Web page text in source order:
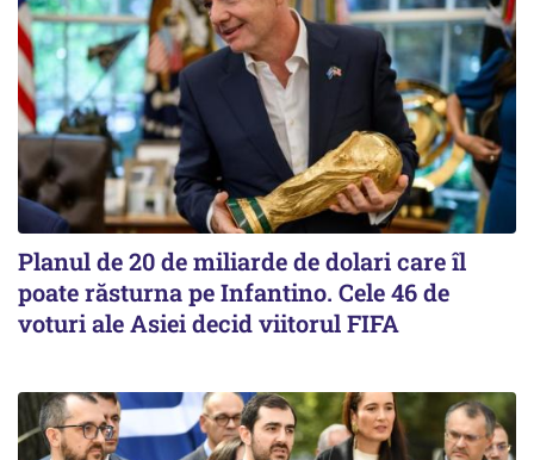
Planul de 20 de miliarde de dolari care îl
poate răsturna pe Infantino. Cele 46 de
voturi ale Asiei decid viitorul FIFA